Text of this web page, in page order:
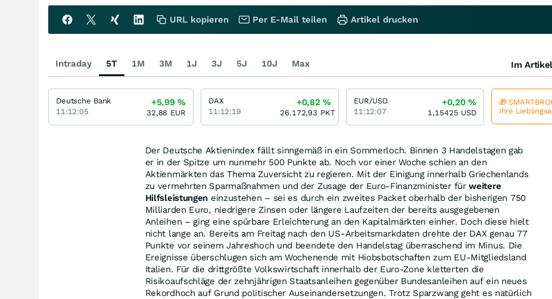
Der Deutsche Aktienindex fällt sinngemäß in ein Sommerloch. Binnen 3 Handelstagen gab
er in der Spitze um nunmehr 500 Punkte ab. Noch vor einer Woche schien an den
Aktienmärkten das Thema Zuversicht zu regieren. Mit der Einigung innerhalb Griechenlands
zu vermehrten Sparmaßnahmen und der Zusage der Euro-Finanzminister fürweitere
Hilfsleistungen einzustehen – sei es durch ein zweites Packet oberhalb der bisherigen 750
Milliarden Euro, niedrigere Zinsen oder längere Laufzeiten der bereits ausgegebenen
Anleihen – ging eine spürbare Erleichterung an den Kapitalmärkten einher. Doch diese hielt
nicht lange an. Bereits am Freitag nach den US-Arbeitsmarkdaten drehte der DAX genau 77
Punkte vor seinem Jahreshoch und beendete den Handelstag überraschend im Minus. Die
Ereignisse überschlugen sich am Wochenende mit Hiobsbotschaften zum EU-Mitgliedsland
Italien. Für die drittgrößte Volkswirtschaft innerhalb der Euro-Zone kletterten die
Risikoaufschläge der zehnjährigen Staatsanleihen gegenüber Bundesanleihen auf ein neues
Rekordhoch auf Grund politischer Auseinandersetzungen. Trotz Sparzwang geht es natürlich
URL kopieren Per E-Mail teilen Artikel drucken
Intraday 5T 1M 3M 1J 3J 5J 10J Max Im
Deutsche Bank
11:12:05
+5,99%
32,88 EUR
DAX
11:12:19
+0,82%
26.172,93 PKT
EUR/USD
11:12:07
+0,20%
1,15425 USD
🎁
Ihre